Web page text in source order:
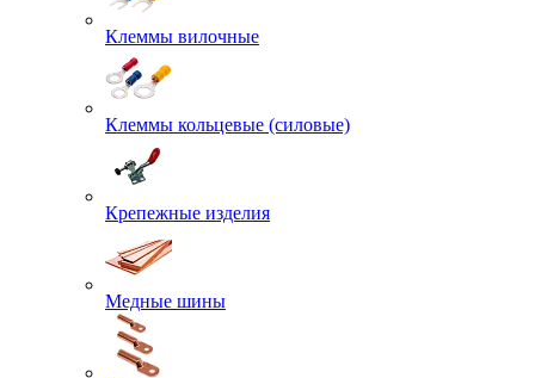
Клеммы вилочные
Клеммы кольцевые (силовые)
Крепежные изделия
Медные шины